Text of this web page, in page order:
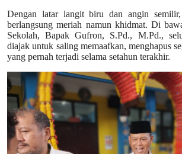
Dengan latar langit biru dan angin
berlangsung meriah namun khidmat. Di
Sekolah, Bapak Gufron, S.Pd., M.Pd.,
diajak untuk saling memaafkan, menghapus
yang pernah terjadi selama setahun terakhir.